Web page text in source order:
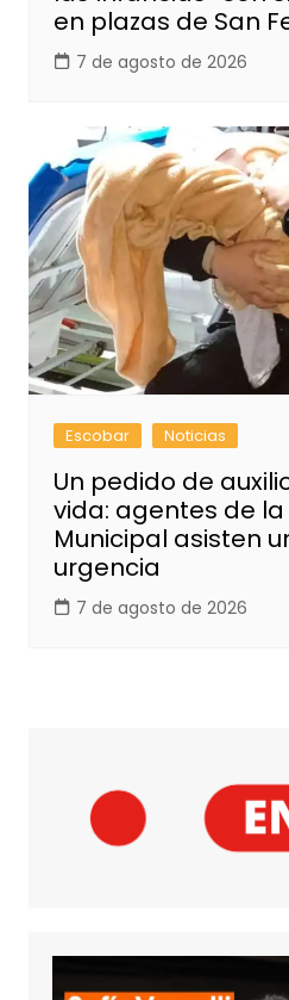
en plazas de San
7 de agosto de 2026
Escobar Noticias
Un pedido de
vida: agentes de la
Municipal asisten
urgencia
7 de agosto de 2026